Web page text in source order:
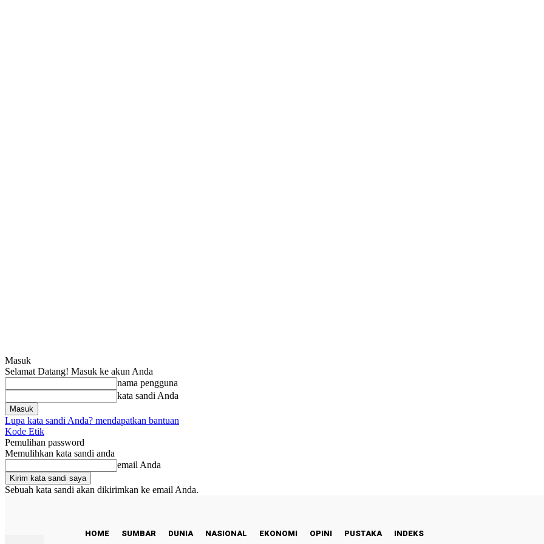
Masuk
Selamat Datang! Masuk ke akun Anda
nama pengguna
kata sandi Anda
Lupa kata sandi Anda? mendapatkan bantuan
Kode Etik
Pemulihan password
Memulihkan kata sandi anda
email Anda
Sebuah kata sandi akan dikirimkan ke email Anda.
HOME SUMBAR DUNIA NASIONAL EKONOMI OPINI PUSTAKA INDEKS